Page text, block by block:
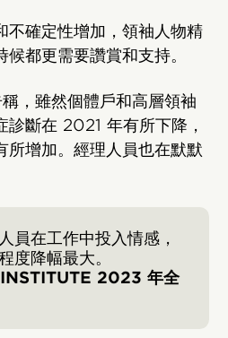
不確定性增加，領袖人物精
都更需要讚賞和支持。
，雖然個體戶和高層領袖
診斷在 2021 年有所下降，
所增加。經理人員也在默默
員在工作中投入情感，
度降幅最大。
2023 年全